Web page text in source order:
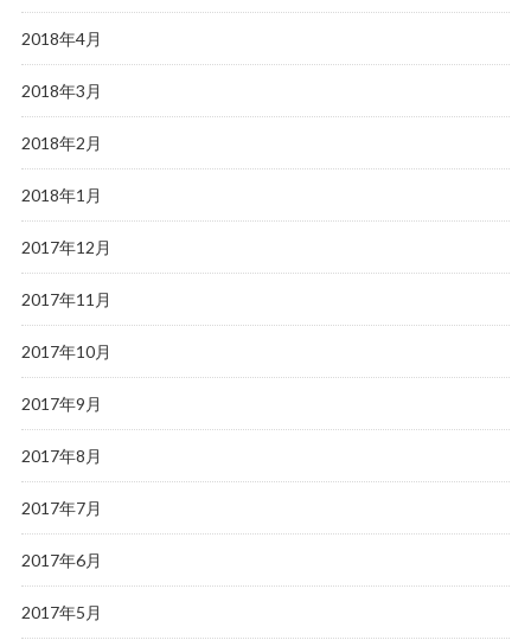
2018年4月
2018年3月
2018年2月
2018年1月
2017年12月
2017年11月
2017年10月
2017年9月
2017年8月
2017年7月
2017年6月
2017年5月